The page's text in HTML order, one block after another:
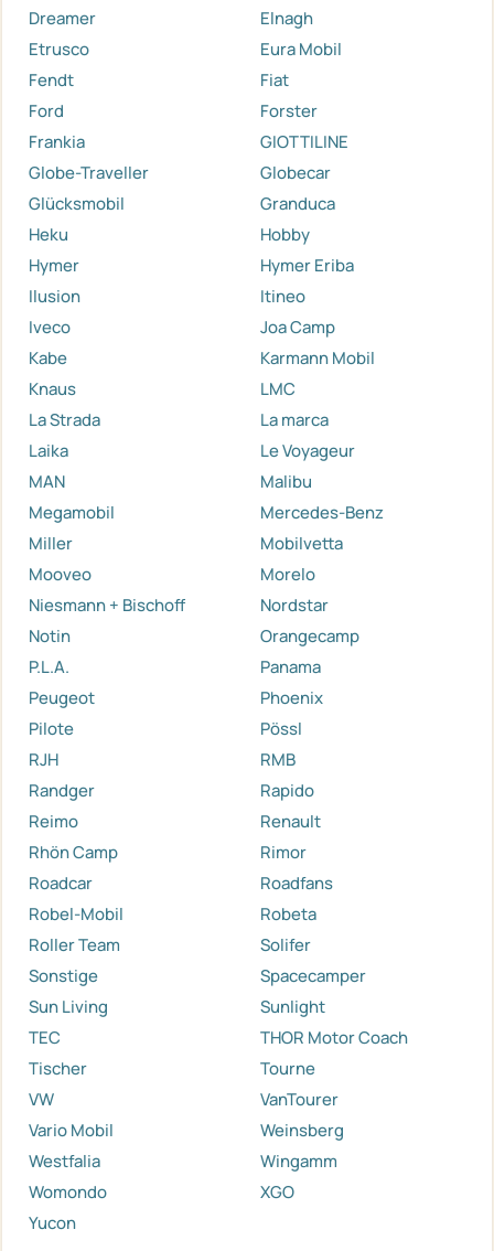
Dreamer
Elnagh
Etrusco
Eura Mobil
Fendt
Fiat
Ford
Forster
Frankia
GIOTTILINE
Globe-Traveller
Globecar
Glücksmobil
Granduca
Heku
Hobby
Hymer
Hymer Eriba
Ilusion
Itineo
Iveco
Joa Camp
Kabe
Karmann Mobil
Knaus
LMC
La Strada
La marca
Laika
Le Voyageur
MAN
Malibu
Megamobil
Mercedes-Benz
Miller
Mobilvetta
Mooveo
Morelo
Niesmann + Bischoff
Nordstar
Notin
Orangecamp
P.L.A.
Panama
Peugeot
Phoenix
Pilote
Pössl
RJH
RMB
Randger
Rapido
Reimo
Renault
Rhön Camp
Rimor
Roadcar
Roadfans
Robel-Mobil
Robeta
Roller Team
Solifer
Sonstige
Spacecamper
Sun Living
Sunlight
TEC
THOR Motor Coach
Tischer
Tourne
VW
VanTourer
Vario Mobil
Weinsberg
Westfalia
Wingamm
Womondo
XGO
Yucon